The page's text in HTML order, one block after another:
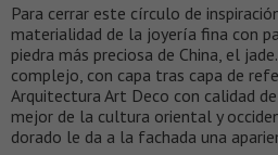
Para cerrar este círculo de
materialidad de la joyería fina con
piedra más preciosa de China, el
complejo, con capa tras capa de
Arquitectura Art Deco con calidad
mejor de la cultura oriental y
dorado le da a la fachada una